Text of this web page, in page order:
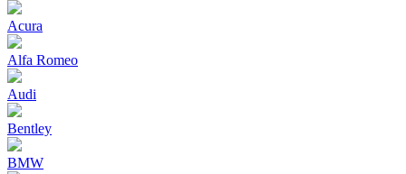
Acura
Alfa Romeo
Audi
Bentley
BMW